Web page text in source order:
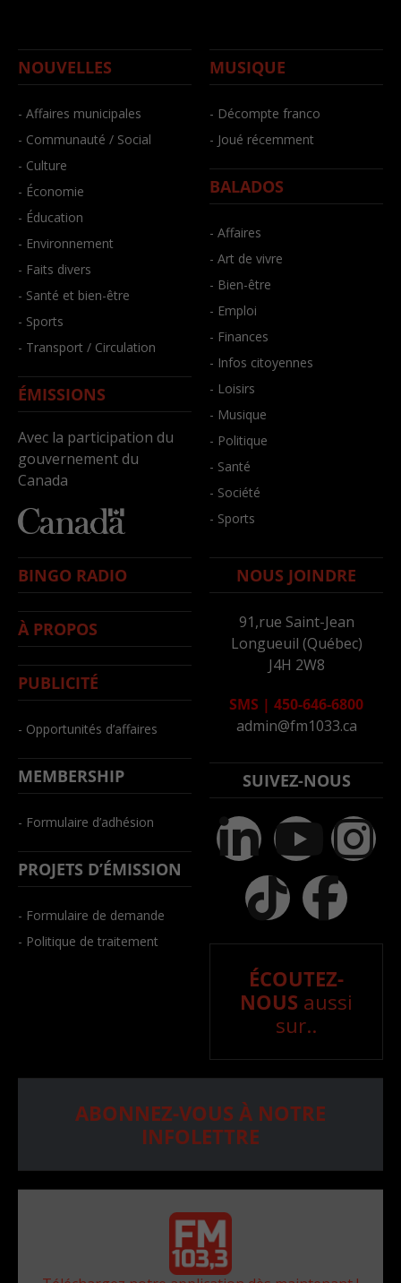
NOUVELLES
- Affaires municipales
- Communauté / Social
- Culture
- Économie
- Éducation
- Environnement
- Faits divers
- Santé et bien-être
- Sports
- Transport / Circulation
ÉMISSIONS
Avec la participation du
gouvernement du
Canada
MUSIQUE
- Décompte franco
- Joué récemment
BALADOS
- Affaires
- Art de vivre
- Bien-être
- Emploi
- Finances
- Infos citoyennes
- Loisirs
- Musique
- Politique
- Santé
- Société
- Sports
BINGO RADIO
À PROPOS
PUBLICITÉ
- Opportunités d’affaires
MEMBERSHIP
- Formulaire d’adhésion
PROJETS D’ÉMISSION
- Formulaire de demande
- Politique de traitement
NOUS JOINDRE
91,rue Saint-Jean
Longueuil (Québec)
J4H 2W8
SMS | 450-646-6800
admin@fm1033.ca
SUIVEZ-NOUS
ÉCOUTEZ-
NOUS aussi
sur..
ABONNEZ-VOUS À NOTRE
INFOLETTRE